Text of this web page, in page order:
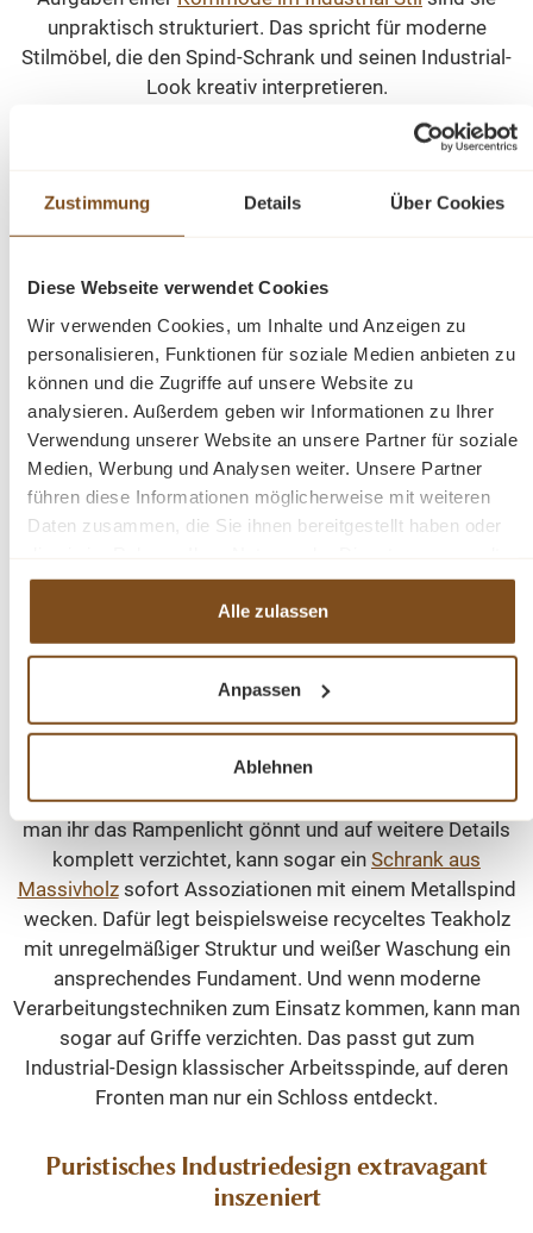
Zustimmung Details Über Cookies
Diese Webseite verwendet Cookies
Wir verwenden Cookies, um Inhalte und Anzeigen zu
personalisieren, Funktionen für soziale Medien anbieten zu
können und die Zugriffe auf unsere Website zu
analysieren. Außerdem geben wir Informationen zu Ihrer
Verwendung unserer Website an unsere Partner für soziale
Medien, Werbung und Analysen weiter. Unsere Partner
führen diese Informationen möglicherweise mit weiteren
Daten zusammen, die Sie ihnen bereitgestellt haben oder
haben.
Alle zulassen
Anpassen
Ablehnen
unpraktisch strukturiert. Das spricht für moderne
Stilmöbel, die den Spind-Schrank und seinen Industrial-
Look kreativ interpretieren.
Metallschrank mit Vintage-Look im Industrial
Robustes Metall gehört jedenfalls zu den zentralen
und offensichtliche Gebrauchsspuren, wenn man an
betagte Originale denkt. Passend dazu lässt sich auch
ein neuer Spind im Industrial-Style anfertigen – etwa aus
rustikalem Eisen, das nicht veredelt ist oder bewusst
etwas nachlässig lackiert wird. Wählt man gleichzeitig
eine niedrige Ausführung, wird aus dem industriellen
Vorbild eine unkonventionelle Vintage-Sitzbank. Schon
passt der Stauraum perfekt zu Accessoires wie Schals
oder Mützen und die Sitzfunktion zu den Gewohnheiten
Spiel. So wird aus der Fabrik-Ikone eine unkonventionelle
Vitrine im Industrial-Stil.
Massivholzmöbel mit der Form eines Spinds
Genauso typisch für den Spind-Schrank im Industrial-Stil
ist seine schmale und zugleich hohe Formgebung. Wenn
man ihr das Rampenlicht gönnt und auf weitere Details
komplett verzichtet, kann sogar ein Schrank aus
Massivholzsofort Assoziationen mit einem Metallspind
wecken. Dafür legt beispielsweise recyceltes Teakholz
mit unregelmäßiger Struktur und weißer Waschung ein
ansprechendes Fundament. Und wenn moderne
Verarbeitungstechniken zum Einsatz kommen, kann man
sogar auf Griffe verzichten. Das passt gut zum
Industrial-Design klassischer Arbeitsspinde, auf deren
Fronten man nur ein Schloss entdeckt.
Puristisches Industriedesign extravagant
inszeniert